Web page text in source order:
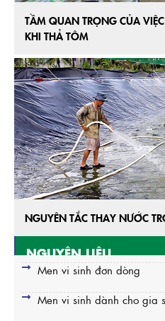
TẦM QUAN TRỌNG CỦA
KHI THẢ TÔM
NGUYÊN TẮC THAY NƯỚC
NGUYÊN LIỆU
Men vi sinh đơn dòng
Men vi sinh dành cho gia